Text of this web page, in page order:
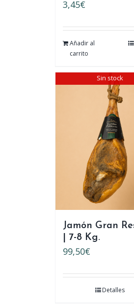
3,45€
Añadir al
carrito
Sin stock
Jamón Gran
| 7-8 Kg.
99,50€
Detalles